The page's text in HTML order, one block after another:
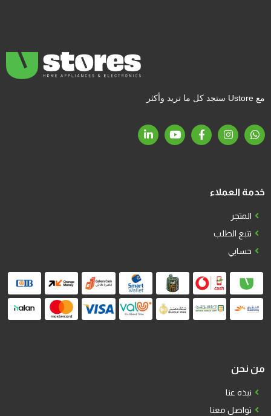
مع Ustore ستجد كل ما تريد وأكثر
خدمة العملاء
المتجر
تتبع الطلب
حسابي
من نحن
نبذه عنا
تواصل معنا